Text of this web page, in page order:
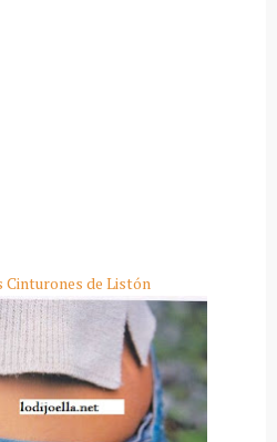
Cinturones de Listón